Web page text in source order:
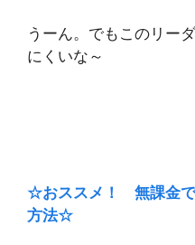
うーん。でもこのリー
にくいな～
☆おススメ！ 無課金で
方法☆